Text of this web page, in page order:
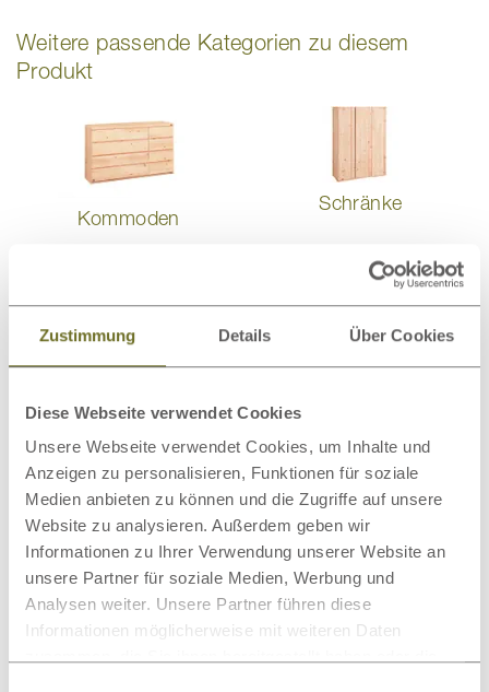
Zustimmung Details Über Cookies
Diese Webseite verwendet Cookies
Unsere Webseite verwendet Cookies, um Inhalte und
Anzeigen zu personalisieren, Funktionen für soziale
Medien anbieten zu können und die Zugriffe auf unsere
Website zu analysieren. Außerdem geben wir
Informationen zu Ihrer Verwendung unserer Website an
unsere Partner für soziale Medien, Werbung und
Analysen weiter. Unsere Partner führen diese
Informationen möglicherweise mit weiteren Daten
Weitere passende Kategorien zu diesem
Produkt
Kommoden
Schränke
Bio-Bettwäsche Wandbilder
Dieses Produkt bewerten